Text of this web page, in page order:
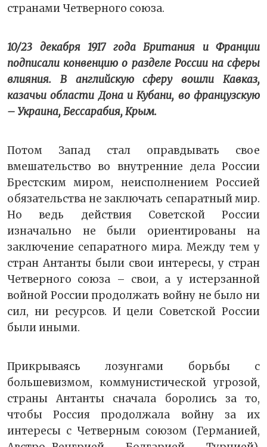
странами Четверного союза.
10/23 декабря 1917 года Британия и Франции
подписали конвенцию о разделе России на сферы
влияния. В английскую сферу вошли Кавказ,
казачьи области Дона и Кубани, во французскую
– Украина, Бессарабия, Крым.
Потом Запад стал оправдывать свое
вмешательство во внутренние дела России
Брестским миром, неисполнением Россией
обязательства не заключать сепаратный мир.
Но ведь действия Советской России
изначально не были ориентированы на
заключение сепаратного мира. Между тем у
стран Антанты были свои интересы, у стран
Четверного союза – свои, а у истерзанной
войной России продолжать войну не было ни
сил, ни ресурсов. И цели Советской России
были иными.
Прикрываясь лозунгами борьбы с
большевизмом, коммунистической угрозой,
страны Антанты сначала боролись за то,
чтобы Россия продолжала войну за их
интересы с Четверным союзом (Германией,